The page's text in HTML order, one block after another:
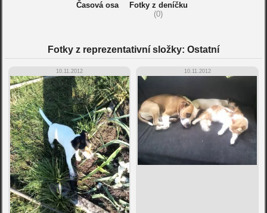
Časová osa
Fotky z deníčku
(0)
Fotky z reprezentativní složky: Ostatní
10.11.2012 10.11.2012